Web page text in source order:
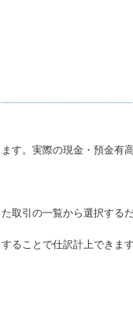
す。実際の現金・預金有
取引の一覧から選択す
ることで仕訳計上できま